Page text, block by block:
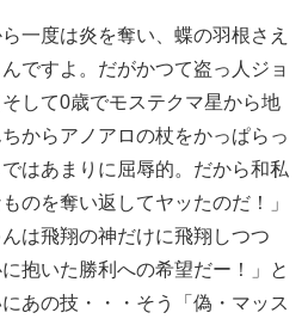
一度は炎を奪い、蝶の羽根さえ
ですよ。だがかつて盗っ人ジョ
して0歳でモステクマ星から地
からアノアロの杖をかっぱらっ
はあまりに屈辱的。だから和私
のを奪い返してヤッたのだ！」
は飛翔の神だけに飛翔しつつ
抱いた勝利への希望だー！」と
あの技・・・そう「偽・マッス